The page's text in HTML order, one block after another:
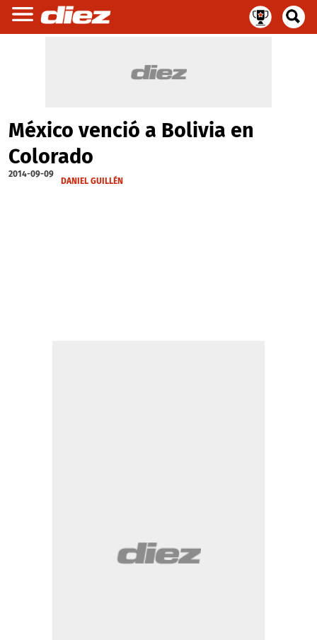
México venció a Bolivia en
Colorado
2014-09-09
DANIEL GUILLÉN